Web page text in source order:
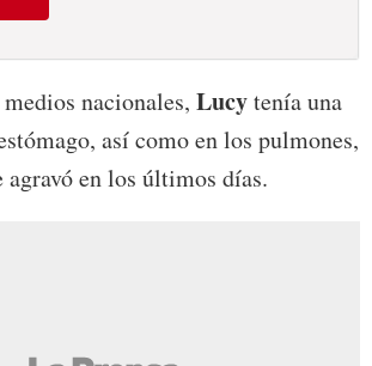
nacionales, Lucytenía una
así como en los pulmones,
agravó en los últimos días.